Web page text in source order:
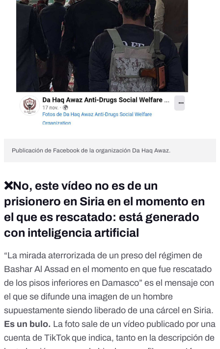
Publicación de Facebook de la organización Da Haq Awaz.
❌No, este vídeo no es de un
prisionero en Siria en el momento en
el que es rescatado: está generado
con inteligencia artificial
“La mirada aterrorizada de un preso del régimen de
Bashar Al Assad en el momento en que fue rescatado
de los pisos inferiores en Damasco” es el mensaje con
el que se difunde una imagen de un hombre
supuestamente siendo liberado de una cárcel en Siria.
Es un bulo. La foto sale de un vídeo publicado por una
cuenta de TikTok que indica, tanto en la descripción de